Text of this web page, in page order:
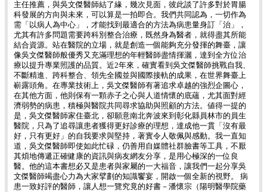
主任推薦，與吳文傑醫師結了緣，幾次見面，彼此談了許多對於胃腸
科發展的方向與未來，可以算是一拍即合。我們共同認為，一切作為
需「以病人為中心」，才能找到最適合的方法為病患量身訂「治」，
尤其有許多問題需要跨科別整合治療，既然身為醫者，就得盡其所能
結合資源。站在醫院的立場，就是創造一個能夠充分發揮的舞臺，讓
像吳文傑醫師般優秀又充滿理想的年輕醫師盡情揮灑，達到全方位治
療以提升專業照護的品質。近2年來，確實看到吳文傑醫師挑戰自我、
不斷精進、跨科整合、領先全國並與國際接軌的成果，在世界舞臺上
嶄露頭角。在專業技術上，吳文傑醫師有著追求卓越的強烈企圖心，
在其他方面，他則保有一顆赤子之心與人道情懷的底蘊，尤其面對經
濟弱勢的病患，積極與醫院共同尋求協助與照顧的方法。値得一提的
是，吳文傑醫師家住臺北，卻願意南北奔波來到彰化縣員林市的員生
醫院，只為了追尋讓患者獲得更好診療的理想，達成他一貫「沒有最
好，只有更好」的自我要求與堅持，著實令人敬佩與感動。我一直知
道，吳文傑醫師即使如此忙碌，仍善用自媒體社群臉書等工具，不厭
其煩地傳遞正確健康的資訊與病友網友分享，是用心極深的一位良
醫。他的這本書想必又是患者與家屬的一大福音，讓我們一起分享吳
文傑醫師竭盡心力為大家擘劃的知識饗宴，開啟一個全新的視野。 病
患一致好評的醫師，讓人想一覽究竟的好書－潘懷宗（陽明醫學院藥